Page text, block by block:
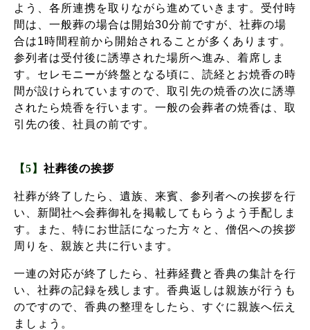
よう、各所連携を取りながら進めていきます。受付時
間は、一般葬の場合は開始30分前ですが、社葬の場
合は1時間程前から開始されることが多くあります。
参列者は受付後に誘導された場所へ進み、着席しま
す。セレモニーが終盤となる頃に、読経とお焼香の時
間が設けられていますので、取引先の焼香の次に誘導
されたら焼香を行います。一般の会葬者の焼香は、取
引先の後、社員の前です。
【5】 社葬後の挨拶
社葬が終了したら、遺族、来賓、参列者への挨拶を行
い、新聞社へ会葬御礼を掲載してもらうよう手配しま
す。また、特にお世話になった方々と、僧侶への挨拶
周りを、親族と共に行います。
一連の対応が終了したら、社葬経費と香典の集計を行
い、社葬の記録を残します。香典返しは親族が行うも
のですので、香典の整理をしたら、すぐに親族へ伝え
ましょう。